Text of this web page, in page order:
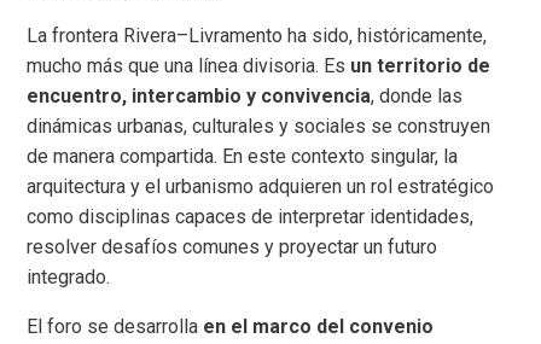
La frontera Rivera–Livramento ha sido, históricamente,
mucho más que una línea divisoria. Es un territorio de
encuentro, intercambio y convivencia, donde las
dinámicas urbanas, culturales y sociales se construyen
de manera compartida. En este contexto singular, la
arquitectura y el urbanismo adquieren un rol estratégico
como disciplinas capaces de interpretar identidades,
resolver desafíos comunes y proyectar un futuro
integrado.
El foro se desarrolla en el marco del convenio